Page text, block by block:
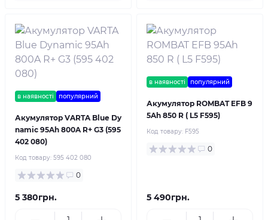
в наявності популярний
Акумулятор VARTA Blue Dy
namic 95Ah 800A R+ G3 (595
402 080)
Код товару: 595 402 080
0
5 380грн.
в наявності популярний
Акумулятор ROMBAT EFB 9
5Ah 850 R ( L5 F595)
Код товару: F595
0
5 490грн.